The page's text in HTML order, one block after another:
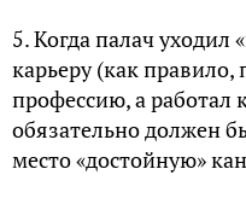
5. Когда палач уходил
карьеру (как правило,
профессию, а работал
обязательно должен
место «достойную»